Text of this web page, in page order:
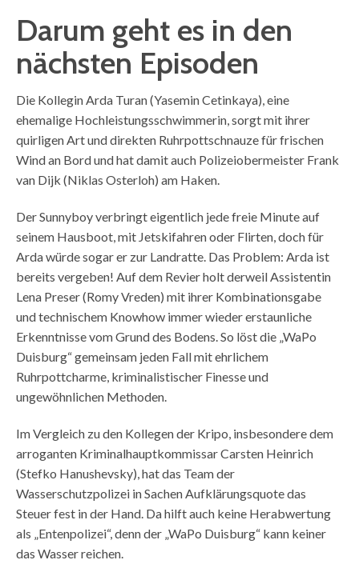
Darum geht es in den
nächsten Episoden
Die Kollegin Arda Turan (Yasemin Cetinkaya), eine
ehemalige Hochleistungsschwimmerin, sorgt mit ihrer
quirligen Art und direkten Ruhrpottschnauze für frischen
Wind an Bord und hat damit auch Polizeiobermeister Frank
van Dijk (Niklas Osterloh) am Haken.
Der Sunnyboy verbringt eigentlich jede freie Minute auf
seinem Hausboot, mit Jetskifahren oder Flirten, doch für
Arda würde sogar er zur Landratte. Das Problem: Arda ist
bereits vergeben! Auf dem Revier holt derweil Assistentin
Lena Preser (Romy Vreden) mit ihrer Kombinationsgabe
und technischem Knowhow immer wieder erstaunliche
Erkenntnisse vom Grund des Bodens. So löst die „WaPo
Duisburg“ gemeinsam jeden Fall mit ehrlichem
Ruhrpottcharme, kriminalistischer Finesse und
ungewöhnlichen Methoden.
Im Vergleich zu den Kollegen der Kripo, insbesondere dem
arroganten Kriminalhauptkommissar Carsten Heinrich
(Stefko Hanushevsky), hat das Team der
Wasserschutzpolizei in Sachen Aufklärungsquote das
Steuer fest in der Hand. Da hilft auch keine Herabwertung
als „Entenpolizei“, denn der „WaPo Duisburg“ kann keiner
das Wasser reichen.